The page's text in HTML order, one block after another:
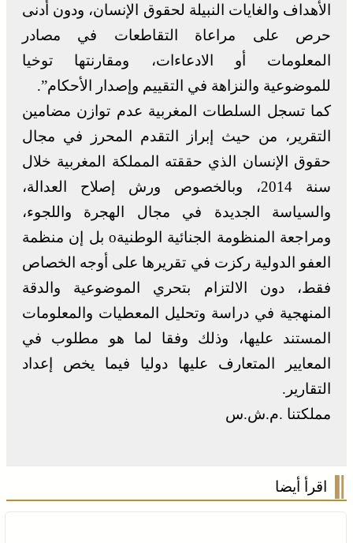
الأهداف والغايات النبيلة لحقوق الإنسان، ودون أدنى
حرص على مراعاة التقاطعات في مصادر
المعلومات أو الادعاءات، ومقارنتها توخيا
للموضوعية والنزاهة في التقييم وإصدار الأحكام”.
كما تسجل السلطات المغربية عدم توازن مضامين
التقرير، من حيث إبراز التقدم المحرز في مجال
حقوق الإنسان الذي حققته المملكة المغربية خلال
سنة 2014، وبالخصوص ورش إصلاح العدالة،
والسياسة الجديدة في مجال الهجرة واللجوء،
ومراجعة المنظومة الجنائية الوطنيةo بل إن منظمة
العفو الدولية ركزت في تقريرها على أوجه الخصاص
فقط، دون الالتزام بتحري الموضوعية والدقة
المنهجية في دراسة وتحليل المعطيات والمعلومات
المستند عليها، وذلك وفقا لما هو مطلوب في
المعايير المتعارف عليها دوليا فيما يخص إعداد
التقارير.
مملكتنا .م.ش.س
اقرأ أيضا